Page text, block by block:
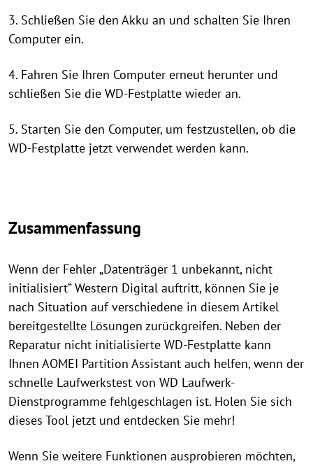
3. Schließen Sie den Akku an und schalten Sie Ihren
Computer ein.
4. Fahren Sie Ihren Computer erneut herunter und
schließen Sie die WD-Festplatte wieder an.
5. Starten Sie den Computer, um festzustellen, ob die
WD-Festplatte jetzt verwendet werden kann.
Zusammenfassung
Wenn der Fehler „Datenträger 1 unbekannt, nicht
initialisiert“ Western Digital auftritt, können Sie je
nach Situation auf verschiedene in diesem Artikel
bereitgestellte Lösungen zurückgreifen. Neben der
Reparatur nicht initialisierte WD-Festplatte kann
Ihnen AOMEI Partition Assistant auch helfen, wenn der
schnelle Laufwerkstest von WD Laufwerk-
Dienstprogramme fehlgeschlagen ist. Holen Sie sich
dieses Tool jetzt und entdecken Sie mehr!
Wenn Sie weitere Funktionen ausprobieren möchten,